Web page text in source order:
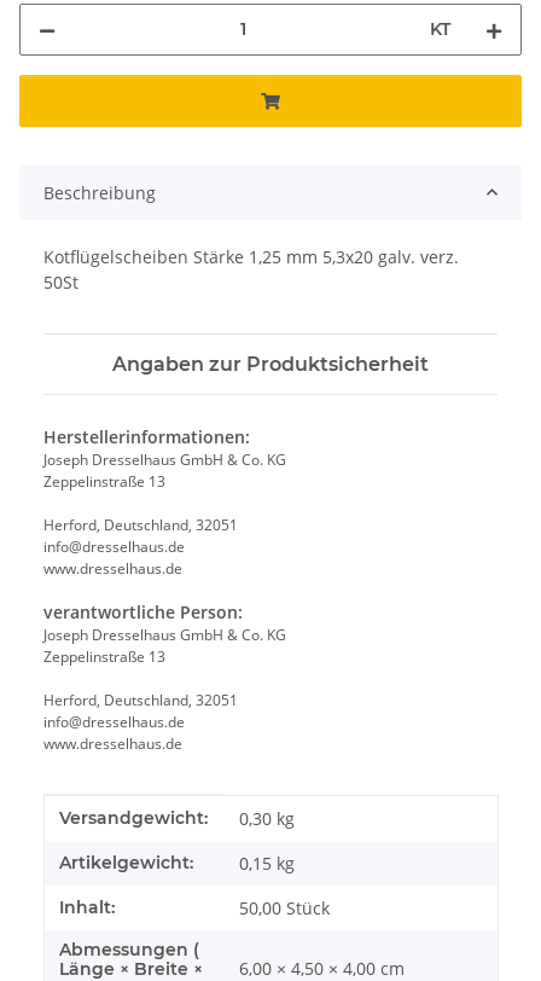
KT
Beschreibung
Kotflügelscheiben Stärke 1,25 mm 5,3x20 galv. verz.
50St
Angaben zur Produktsicherheit
Herstellerinformationen:
Joseph Dresselhaus GmbH & Co. KG
Zeppelinstraße 13
Herford, Deutschland, 32051
info@dresselhaus.de
www.dresselhaus.de
verantwortliche Person:
Joseph Dresselhaus GmbH & Co. KG
Zeppelinstraße 13
Herford, Deutschland, 32051
info@dresselhaus.de
www.dresselhaus.de
Produkteigenschaft
Wert
Versandgewicht: 0,30 kg
Artikelgewicht: 0,15 kg
Inhalt: 50,00 Stück
Abmessungen (
Länge × Breite ×
6,00 × 4,50 × 4,00 cm